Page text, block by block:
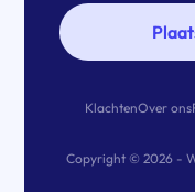
Copyright © 2026 -
KlachtenOver ons